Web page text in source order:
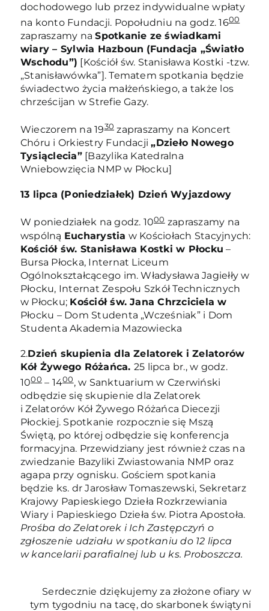
dochodowego lub przez indywidualne wpłaty
na konto Fundacji. Popołudniu na godz. 1600
zapraszamy naSpotkanie ze świadkami
wiary – Sylwia Hazboun (Fundacja „Światło
Wschodu”) [Kościół św. Stanisława Kostki -tzw.
„Stanisławówka”]. Tematem spotkania będzie
świadectwo życia małżeńskiego, a także los
chrześcijan w Strefie Gazy.
Wieczorem na 1930 zapraszamy na Koncert
Chóru i Orkiestry Fundacji„Dzieło Nowego
Tysiąclecia”[Bazylika Katedralna
Wniebowzięcia NMP w Płocku]
13 lipca (Poniedziałek) Dzień Wyjazdowy
W poniedziałek na godz. 1000zapraszamy na
wspólną Eucharystia w Kościołach Stacyjnych:
Kościół św. Stanisława Kostki w Płocku –
Bursa Płocka, Internat Liceum
Ogólnokształcącego im. Władysława Jagiełły w
Płocku, Internat Zespołu Szkół Technicznych
w Płocku; Kościół św. Jana Chrzciciela w
Płocku – Dom Studenta „Wcześniak” i Dom
Studenta Akademia Mazowiecka
2.Dzień skupienia dla Zelatorek i Zelatorów
Kół Żywego Różańca. 25 lipca br., w godz.
1000– 1400, w Sanktuarium w Czerwiński
odbędzie się skupienie dla Zelatorek
i Zelatorów Kół Żywego Różańca Diecezji
Płockiej. Spotkanie rozpocznie się Mszą
Świętą, po której odbędzie się konferencja
formacyjna. Przewidziany jest również czas na
zwiedzanie Bazyliki Zwiastowania NMP oraz
agapa przy ognisku. Gościem spotkania
będzie ks. dr Jarosław Tomaszewski, Sekretarz
Krajowy Papieskiego Dzieła Rozkrzewiania
Wiary i Papieskiego Dzieła św. Piotra Apostoła.
Prośba do Zelatorek i Ich Zastępczyń o
zgłoszenie udziału w spotkaniu do 12 lipca
w kancelarii parafialnej lub u ks. Proboszcza.
Serdecznie dziękujemy za złożone ofiary w
tym tygodniu na tacę, do skarbonek świątyni